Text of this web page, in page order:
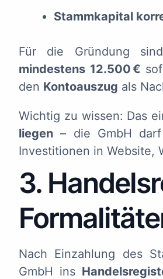
Stammkapital
Für die Gründung
mindestens 12.500€
den Kontoauszug als
Wichtig zu wissen: Das
liegen – die GmbH
Investitionen in Website,
3.
Nach Einzahlung des
GmbH ins